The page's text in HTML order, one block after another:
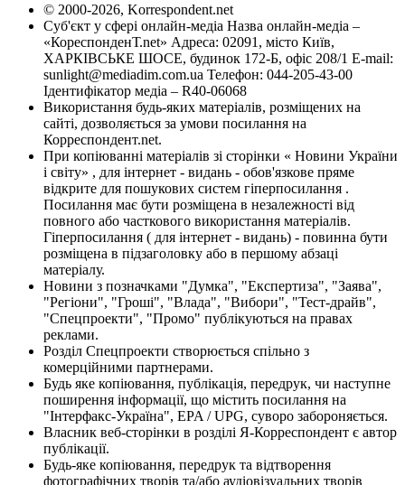
© 2000-2026, Korrespondent.net
Суб'єкт у сфері онлайн-медіа Назва онлайн-медіа –
«КореспонденТ.net» Адреса: 02091, місто Київ,
ХАРКІВСЬКЕ ШОСЕ, будинок 172-Б, офіс 208/1 E-mail:
sunlight@mediadim.com.ua Телефон: 044-205-43-00
Ідентифікатор медіа – R40-06068
Використання будь-яких матеріалів, розміщених на
сайті, дозволяється за умови посилання на
Корреспондент.net.
При копіюванні матеріалів зі сторінки « Новини України
і світу» , для інтернет - видань - обов'язкове пряме
відкрите для пошукових систем гіперпосилання .
Посилання має бути розміщена в незалежності від
повного або часткового використання матеріалів.
Гіперпосилання ( для інтернет - видань) - повинна бути
розміщена в підзаголовку або в першому абзаці
матеріалу.
Новини з позначками "Думка", "Експертиза", "Заява",
"Регіони", "Гроші", "Влада", "Вибори", "Тест-драйв",
"Спецпроекти", "Промо" публікуються на правах
реклами.
Розділ Спецпроекти створюється спільно з
комерційними партнерами.
Будь яке копіювання, публікація, передрук, чи наступне
поширення інформації, що містить посилання на
"Інтерфакс-Україна", EPA / UPG, суворо забороняється.
Власник веб-сторінки в розділі Я-Корреспондент є автор
публікації.
Будь-яке копіювання, передрук та відтворення
фотографічних творів та/або аудіовізуальних творів